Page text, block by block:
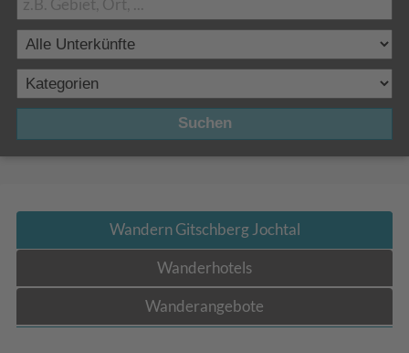
Suchen
Wandern Gitschberg Jochtal
Wanderhotels
Wanderangebote